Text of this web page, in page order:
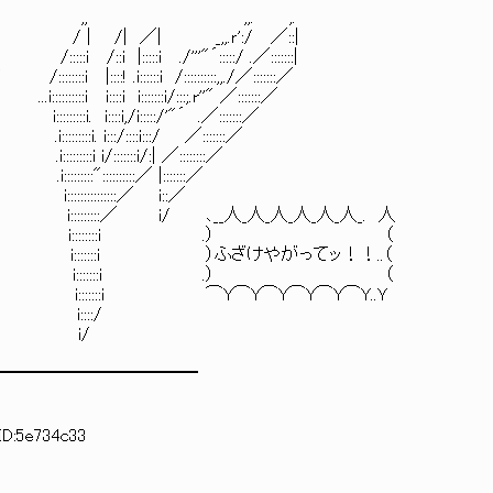
ｒ':/ ／::|
./'''"´:::::/ .／:::::::|
/::::::::::,,./／:::::::／
:::;.r''" ／:::::::／
i:::::/'"´ .／:::::::／
i:::/::::i:::/ ／:::::::／
:| ／::::::::／
／ |:::::::／
／ i::／
_人_人_人_人_人_. 人
=＝ i::::::::i .） （
ざけやがってッ！！..（
.） （
Ｙ
i/